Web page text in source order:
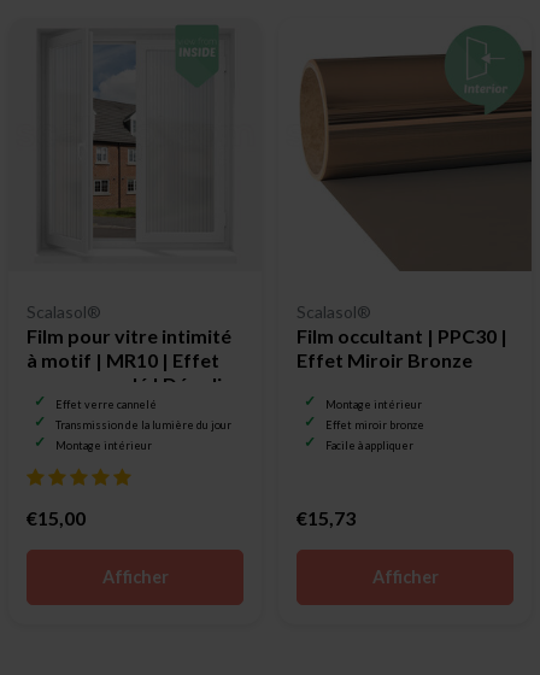
Scalasol®
Film pour vitre intimité
à motif | MR10 | Effet
verre cannelé | Dépoli
Effet verre cannelé
Transmission de la lumière du jour
Montage intérieur
€15,00
Afficher
Scalasol®
Film occultant | PPC30 |
Effet Miroir Bronze
Montage intérieur
Effet miroir bronze
Facile à appliquer
€15,73
Afficher